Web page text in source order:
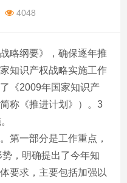
4048
略纲要》，确保逐年推
知识产权战略实施工作
《2009年国家知识产
称《推进计划》）。3
第一部分是工作重点，
，明确提出了今年知
要求，主要包括加强以